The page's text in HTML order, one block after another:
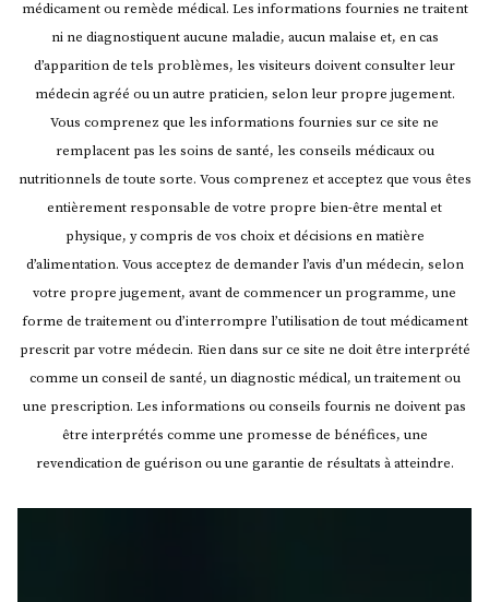
médicament ou remède médical. Les informations fournies ne traitent
ni ne diagnostiquent aucune maladie, aucun malaise et, en cas
d’apparition de tels problèmes, les visiteurs doivent consulter leur
médecin agréé ou un autre praticien, selon leur propre jugement.
Vous comprenez que les informations fournies sur ce site ne
remplacent pas les soins de santé, les conseils médicaux ou
nutritionnels de toute sorte. Vous comprenez et acceptez que vous êtes
entièrement responsable de votre propre bien-être mental et
physique, y compris de vos choix et décisions en matière
d’alimentation. Vous acceptez de demander l’avis d’un médecin, selon
votre propre jugement, avant de commencer un programme, une
forme de traitement ou d’interrompre l’utilisation de tout médicament
prescrit par votre médecin. Rien dans sur ce site ne doit être interprété
comme un conseil de santé, un diagnostic médical, un traitement ou
une prescription. Les informations ou conseils fournis ne doivent pas
être interprétés comme une promesse de bénéfices, une
revendication de guérison ou une garantie de résultats à atteindre.